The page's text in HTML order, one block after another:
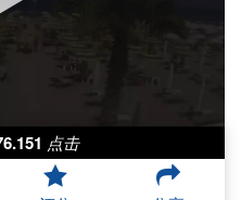
点击